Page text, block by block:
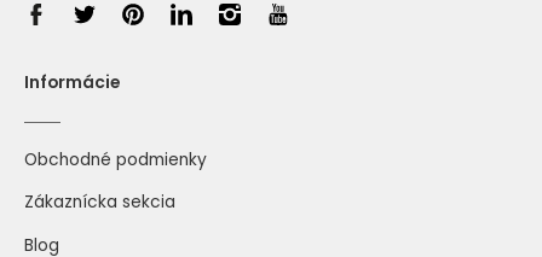
Informácie
Obchodné podmienky
Zákaznícka sekcia
Blog